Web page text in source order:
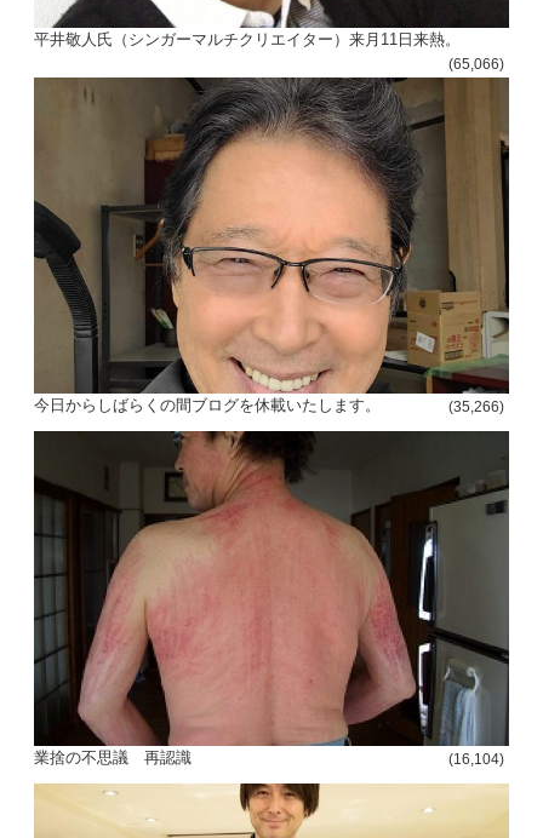
平井敬人氏（シンガーマルチクリエイター）来月11日来熱。
(65,066)
今日からしばらくの間ブログを休載いたします。 (35,266)
業捨の不思議 再認識 (16,104)